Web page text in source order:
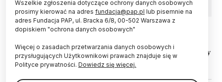
Eksperci: w Polsce potrzebne zmiany
w prawie hazardowym
Wszelkie zgłoszenia dotyczące ochrony danych osobowych
prosimy kierować na adres fundacja@pap.pl lub pisemnie na
adres Fundacja PAP, ul. Bracka 6/8, 00-502 Warszawa z
dopiskiem "ochrona danych osobowych"
Więcej o zasadach przetwarzania danych osobowych i
przysługujących Użytkownikowi prawach znajduje się w
Polityce prywatności. Dowiedz się więcej.